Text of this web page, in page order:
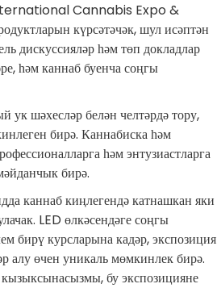
International Cannabis Expo &
күрсәтәчәк, шул исәптән
дискуссияләр һәм төп докладлар
һәм каннаб буенча соңгы
ук шәхесләр белән челтәрдә тору,
бирә. Каннабиска һәм
һәм энтузиастларга
бирә.
каннаб киңлегендә катнашкан яки
LED өлкәсендәге соңгы
бирү курсларына кадәр, экспозиция
алу өчен уникаль мөмкинлек бирә.
бу экспозицияне